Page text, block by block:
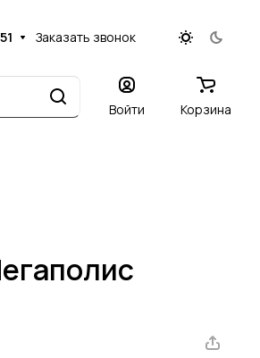
Заказать звонок
Войти Корзина